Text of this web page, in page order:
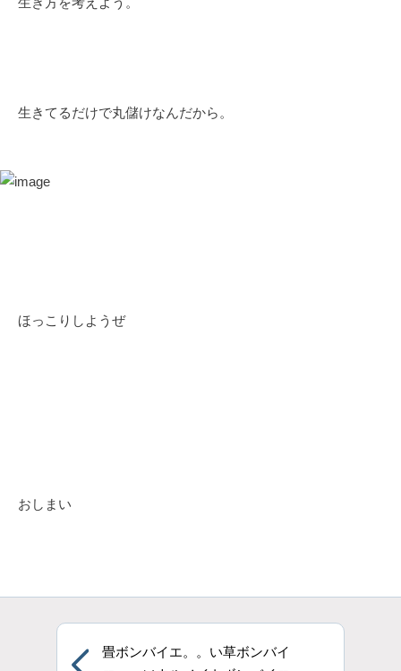
生きてるだけで丸儲けなんだから。
ほっこりしようぜ
おしまい
畳ボンバイエ。。い草ボンバイ